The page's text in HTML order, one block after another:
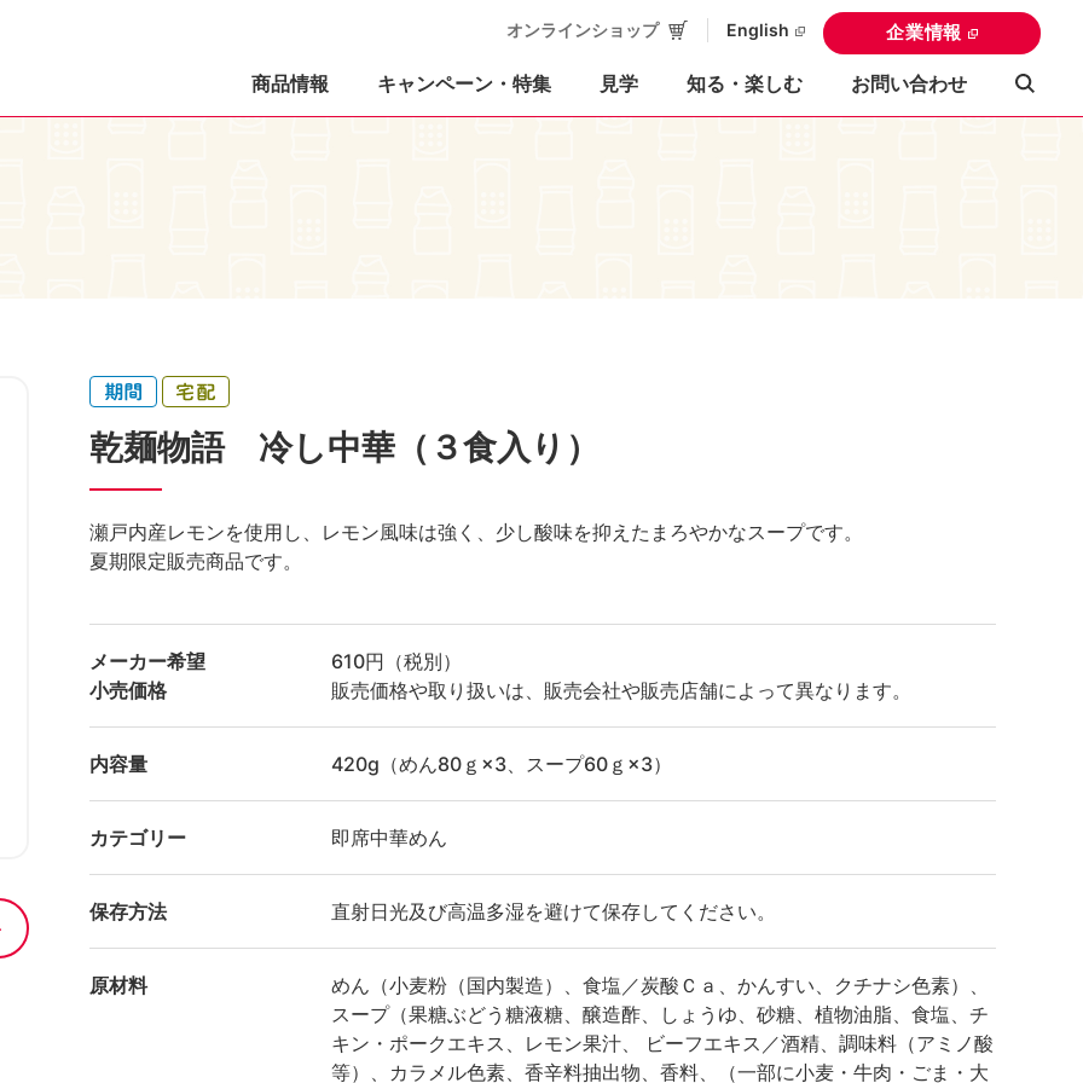
オンラインショップ English 企業情報
商品情報 キャンペーン・特集 見学 知る・楽しむ お問い合わせ
乾麺物語 冷し中華（３食入り）
瀬戸内産レモンを使用し、レモン風味は強く、少し酸味を抑えたまろやかなスープです。
夏期限定販売商品です。
メーカー希望
小売価格
610円（税別）
販売価格や取り扱いは、販売会社や販売店舗によって異なります。
内容量 420g（めん80ｇ×3、スープ60ｇ×3）
カテゴリー 即席中華めん
保存方法 直射日光及び高温多湿を避けて保存してください。
原材料
めん（小麦粉（国内製造）、食塩／炭酸Ｃａ、かんすい、クチナシ色素）、
スープ（果糖ぶどう糖液糖、醸造酢、しょうゆ、砂糖、植物油脂、食塩、チ
キン・ポークエキス、レモン果汁、 ビーフエキス／酒精、調味料（アミノ酸
等）、カラメル色素、香辛料抽出物、香料、（一部に小麦・牛肉・ごま・大